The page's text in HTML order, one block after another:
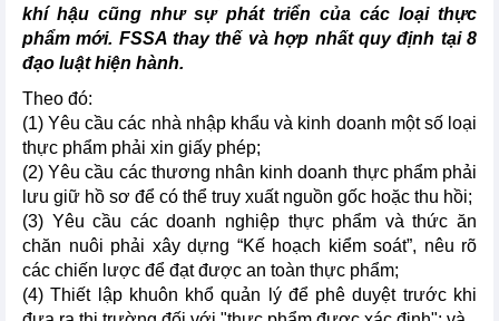
khí hậu cũng như sự phát triển của các loại thực
phẩm mới. FSSA thay thế và hợp nhất quy định tại 8
đạo luật hiện hành.
Theo đó:
(1) Yêu cầu các nhà nhập khẩu và kinh doanh một số loại
thực phẩm phải xin giấy phép;
(2) Yêu cầu các thương nhân kinh doanh thực phẩm phải
lưu giữ hồ sơ để có thể truy xuất nguồn gốc hoặc thu hồi;
(3) Yêu cầu các doanh nghiệp thực phẩm và thức ăn
chăn nuôi phải xây dựng “Kế hoạch kiểm soát”, nêu rõ
các chiến lược để đạt được an toàn thực phẩm;
(4) Thiết lập khuôn khổ quản lý để phê duyệt trước khi